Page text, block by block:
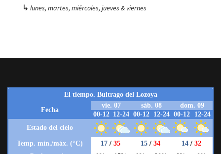
↳ lunes, martes, miércoles, jueves & viernes